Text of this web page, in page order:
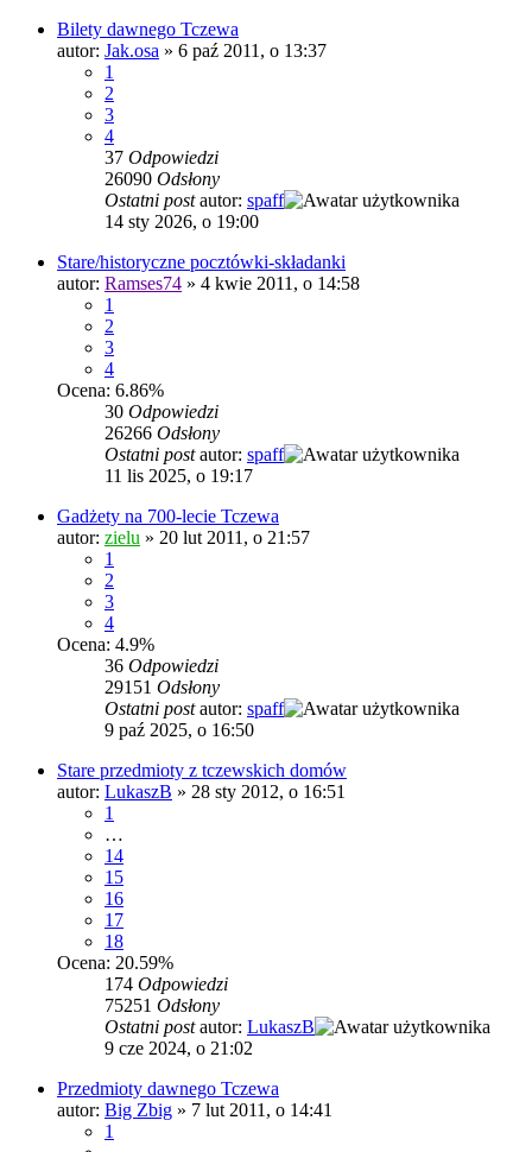
Bilety dawnego Tczewa
autor: Jak.osa » 6 paź 2011, o 13:37
1
2
3
4
37 Odpowiedzi
26090 Odsłony
Ostatni postautor: spaff
14 sty 2026, o 19:00
Stare/historyczne pocztówki-składanki
autor: Ramses74 » 4 kwie 2011, o 14:58
1
2
3
4
Ocena: 6.86%
30 Odpowiedzi
26266 Odsłony
Ostatni postautor: spaff
11 lis 2025, o 19:17
Gadżety na 700-lecie Tczewa
autor: zielu » 20 lut 2011, o 21:57
1
2
3
4
Ocena: 4.9%
36 Odpowiedzi
29151 Odsłony
Ostatni postautor: spaff
9 paź 2025, o 16:50
Stare przedmioty z tczewskich domów
autor: LukaszB » 28 sty 2012, o 16:51
1
…
14
15
16
17
18
Ocena: 20.59%
174 Odpowiedzi
75251 Odsłony
Ostatni postautor: LukaszB
9 cze 2024, o 21:02
Przedmioty dawnego Tczewa
autor: Big Zbig » 7 lut 2011, o 14:41
1